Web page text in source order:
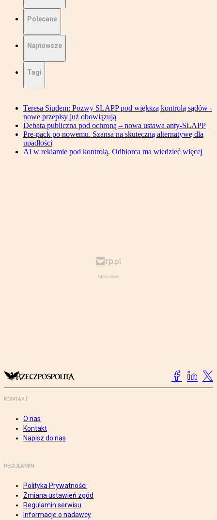
Polecane
Najnowsze
Tagi
Teresa Siudem: Pozwy SLAPP pod większą kontrolą sądów -
nowe przepisy już obowiązują
Debata publiczna pod ochroną – nowa ustawa anty-SLAPP
Pre-pack po nowemu. Szansa na skuteczną alternatywę dla
upadłości
AI w reklamie pod kontrolą. Odbiorca ma wiedzieć więcej
KONTAKT
O nas
Kontakt
Napisz do nas
REGULAMIN
Polityka Prywatności
Zmiana ustawień zgód
Regulamin serwisu
Informacje o nadawcy